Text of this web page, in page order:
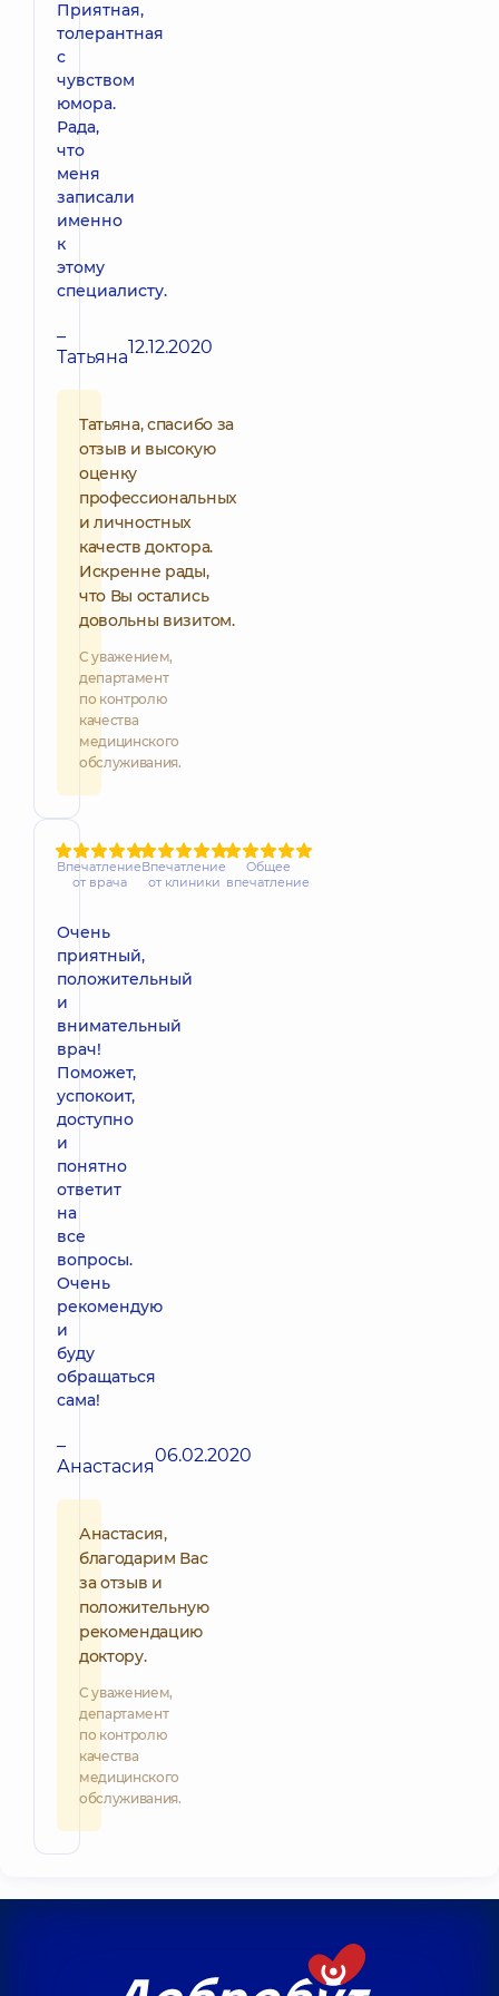
Приятная,
толерантная
с
чувством
юмора.
Рада,
что
меня
записали
именно
к
этому
специалисту.
–
Татьяна12.12.2020
Татьяна, спасибо за
отзыв и высокую
оценку
профессиональных
и личностных
качеств доктора.
Искренне рады,
что Вы остались
довольны визитом.
С уважением,
департамент
по контролю
качества
медицинского
обслуживания.
Впечатление
от врача
Впечатление
от клиники
Общее
впечатление
Очень
приятный,
положительный
и
внимательный
врач!
Поможет,
успокоит,
доступно
и
понятно
ответит
на
все
вопросы.
Очень
рекомендую
и
буду
обращаться
сама!
–
Анастасия06.02.2020
Анастасия,
благодарим Вас
за отзыв и
положительную
рекомендацию
доктору.
С уважением,
департамент
по контролю
качества
медицинского
обслуживания.